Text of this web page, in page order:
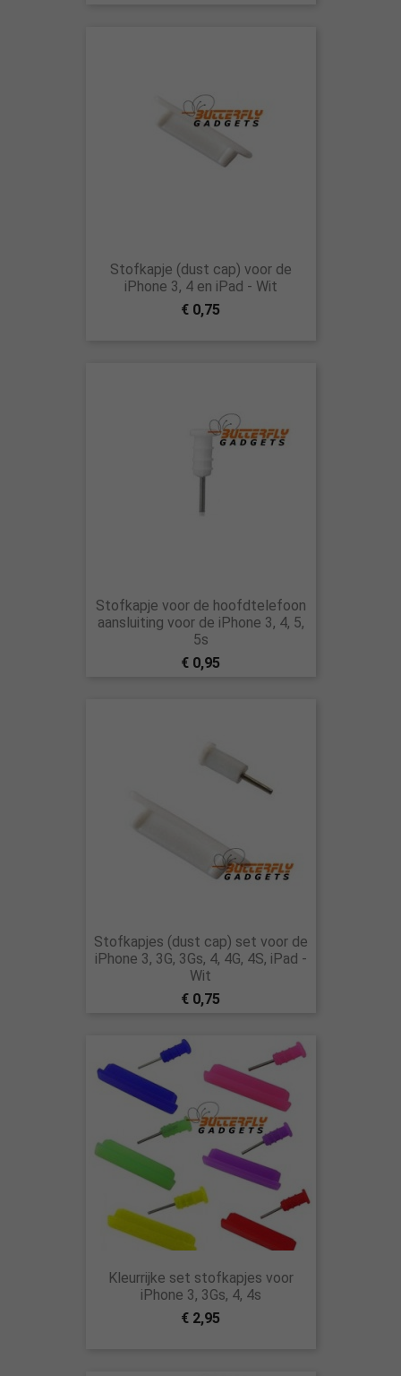
Stofkapje (dust cap) voor de
iPhone 3, 4 en iPad - Wit
€ 0,75
Stofkapje voor de hoofdtelefoon
aansluiting voor de iPhone 3, 4, 5,
5s
€ 0,95
Stofkapjes (dust cap) set voor de
iPhone 3, 3G, 3Gs, 4, 4G, 4S, iPad -
Wit
€ 0,75
Kleurrijke set stofkapjes voor
iPhone 3, 3Gs, 4, 4s
€ 2,95